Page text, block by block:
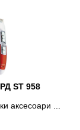
ST 958
аксесоари ...